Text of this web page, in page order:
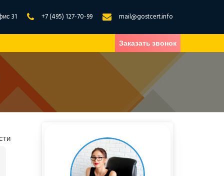
31 +7 (495) 127-70-99 mail@gostcert.info
Заказать звонок